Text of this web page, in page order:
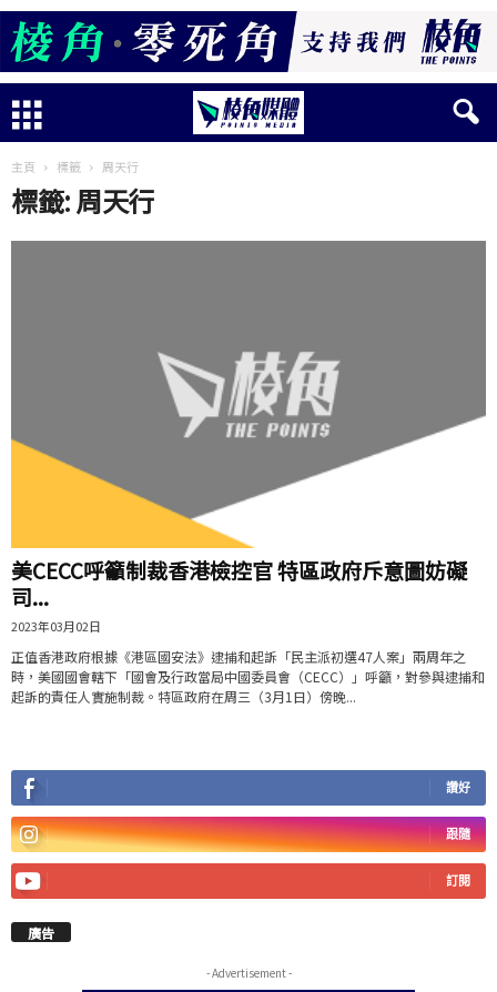
主頁 標籤 周天行
標籤: 周天行
美CECC呼籲制裁香港檢控官 特區政府斥意圖妨礙
司...
2023年03月02日
正值香港政府根據《港區國安法》逮捕和起訴「民主派初選47人案」兩周年之
時，美國國會轄下「國會及行政當局中國委員會（CECC）」呼籲，對參與逮捕和
起訴的責任人實施制裁。特區政府在周三（3月1日）傍晚...
讚好
跟隨
訂閱
廣告
- Advertisement -